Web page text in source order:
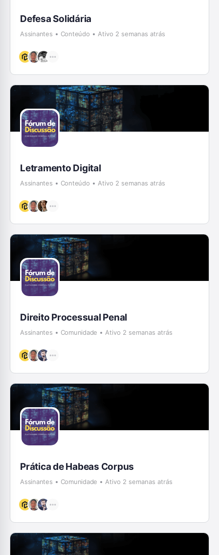
Defesa Solidária
Assinantes Conteúdo Ativo 2 semanas atrás
Letramento Digital
Assinantes Conteúdo Ativo 2 semanas atrás
Direito Processual Penal
Assinantes Comunidade Ativo 2 semanas atrás
Prática de Habeas Corpus
Assinantes Comunidade Ativo 2 semanas atrás